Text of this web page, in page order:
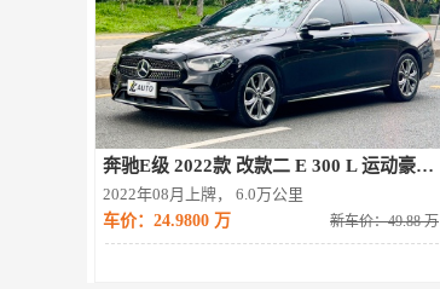
奔驰E级 2022款 改款二 E 300 L 运动豪华型
2022年08月上牌， 6.0万公里
车价：24.9800 万
新车价：49.88 万